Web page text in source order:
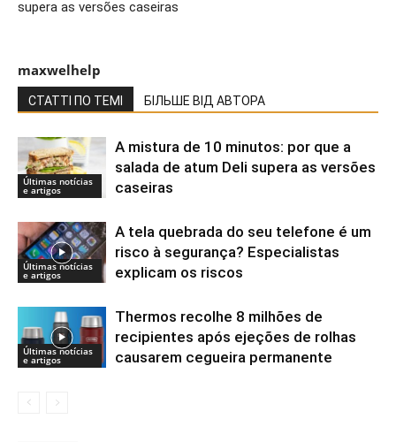
supera as versões caseiras
maxwelhelp
СТАТТІ ПО ТЕМІ БІЛЬШЕ ВІД АВТОРА
Últimas notícias
e artigos
A mistura de 10 minutos: por que a
salada de atum Deli supera as versões
caseiras
Últimas notícias
e artigos
A tela quebrada do seu telefone é um
risco à segurança? Especialistas
explicam os riscos
Últimas notícias
e artigos
Thermos recolhe 8 milhões de
recipientes após ejeções de rolhas
causarem cegueira permanente